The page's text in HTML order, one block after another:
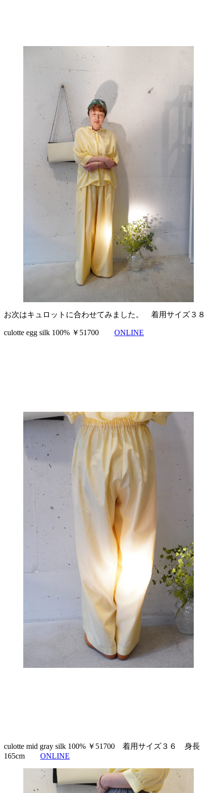
お次はキュロットに合わせてみました。 着用サイズ３８
culotte egg silk 100% ￥51700 ONLINE
culotte mid gray silk 100% ￥51700 着用サイズ３６ 身長
165cm ONLINE